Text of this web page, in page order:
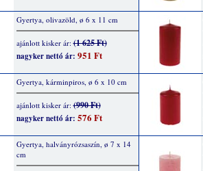
Gyertya, olivazöld, ø 6 x 11 cm
ajánlott kisker ár:(1 625 Ft)
nagyker nettó ár: 951 Ft
Gyertya, kárminpiros, ø 6 x 10 cm
ajánlott kisker ár:(990 Ft)
nagyker nettó ár: 576 Ft
Gyertya, halványrózsaszín, ø 7 x 14
cm